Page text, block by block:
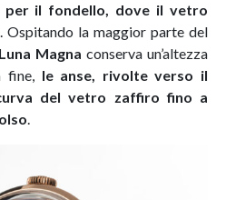
per il fondello, dove il vetro
. Ospitando la maggior parte del
Luna Magna conserva un’altezza
fine, le anse, rivolte verso il
del vetro zaffiro fino a
.